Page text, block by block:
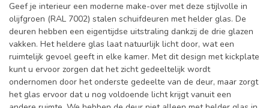
Geef je interieur een moderne make-over met deze stijlvolle in
olijfgroen (RAL 7002) stalen schuifdeuren met helder glas. De
deuren hebben een eigentijdse uitstraling dankzij de drie glazen
vakken. Het heldere glas laat natuurlijk licht door, wat een
ruimtelijk gevoel geeft in elke kamer. Met dit design met kickplate
kunt u ervoor zorgen dat het zicht gedeeltelijk wordt
ondernomen door het onderste gedeelte van de deur, maar zorgt
het glas ervoor dat u nog voldoende licht krijgt vanuit een